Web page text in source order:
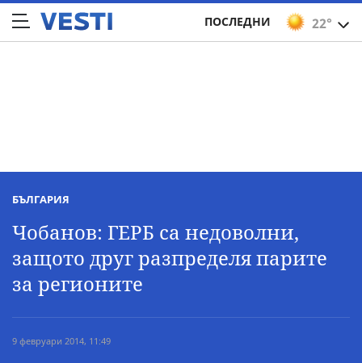
22°
ПОСЛЕДНИ
БЪЛГАРИЯ
Чобанов: ГЕРБ са недоволни,
защото друг разпределя парите
за регионите
9 февруари 2014, 11:49